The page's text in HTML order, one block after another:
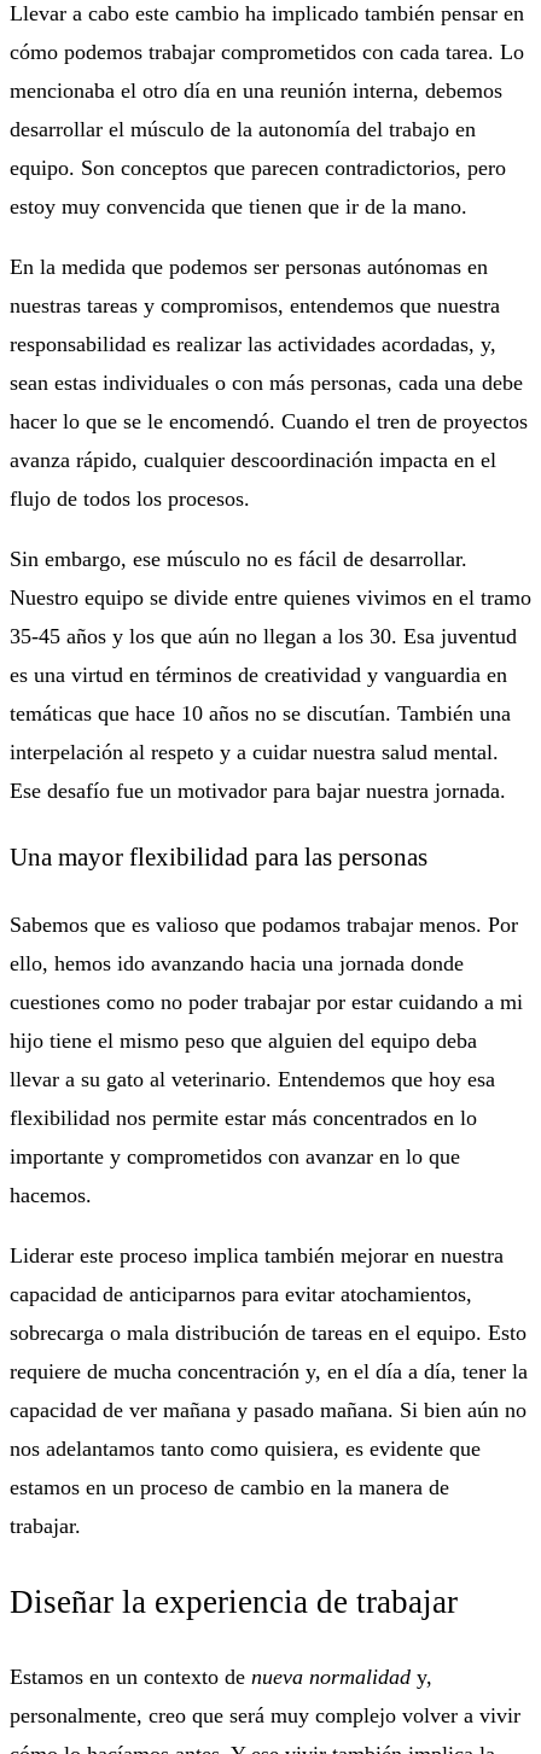
Llevar a cabo este cambio ha implicado también pensar en
cómo podemos trabajar comprometidos con cada tarea. Lo
mencionaba el otro día en una reunión interna, debemos
desarrollar el músculo de la autonomía del trabajo en
equipo. Son conceptos que parecen contradictorios, pero
estoy muy convencida que tienen que ir de la mano.
En la medida que podemos ser personas autónomas en
nuestras tareas y compromisos, entendemos que nuestra
responsabilidad es realizar las actividades acordadas, y,
sean estas individuales o con más personas, cada una debe
hacer lo que se le encomendó. Cuando el tren de proyectos
avanza rápido, cualquier descoordinación impacta en el
flujo de todos los procesos.
Sin embargo, ese músculo no es fácil de desarrollar.
Nuestro equipo se divide entre quienes vivimos en el tramo
35-45 años y los que aún no llegan a los 30. Esa juventud
es una virtud en términos de creatividad y vanguardia en
temáticas que hace 10 años no se discutían. También una
interpelación al respeto y a cuidar nuestra salud mental.
Ese desafío fue un motivador para bajar nuestra jornada.
Una mayor flexibilidad para las personas
Sabemos que es valioso que podamos trabajar menos. Por
ello, hemos ido avanzando hacia una jornada donde
cuestiones como no poder trabajar por estar cuidando a mi
hijo tiene el mismo peso que alguien del equipo deba
llevar a su gato al veterinario. Entendemos que hoy esa
flexibilidad nos permite estar más concentrados en lo
importante y comprometidos con avanzar en lo que
hacemos.
Liderar este proceso implica también mejorar en nuestra
capacidad de anticiparnos para evitar atochamientos,
sobrecarga o mala distribución de tareas en el equipo. Esto
requiere de mucha concentración y, en el día a día, tener la
capacidad de ver mañana y pasado mañana. Si bien aún no
nos adelantamos tanto como quisiera, es evidente que
estamos en un proceso de cambio en la manera de
trabajar.
Diseñar la experiencia de trabajar
Estamos en un contexto de nueva normalidad y,
personalmente, creo que será muy complejo volver a vivir